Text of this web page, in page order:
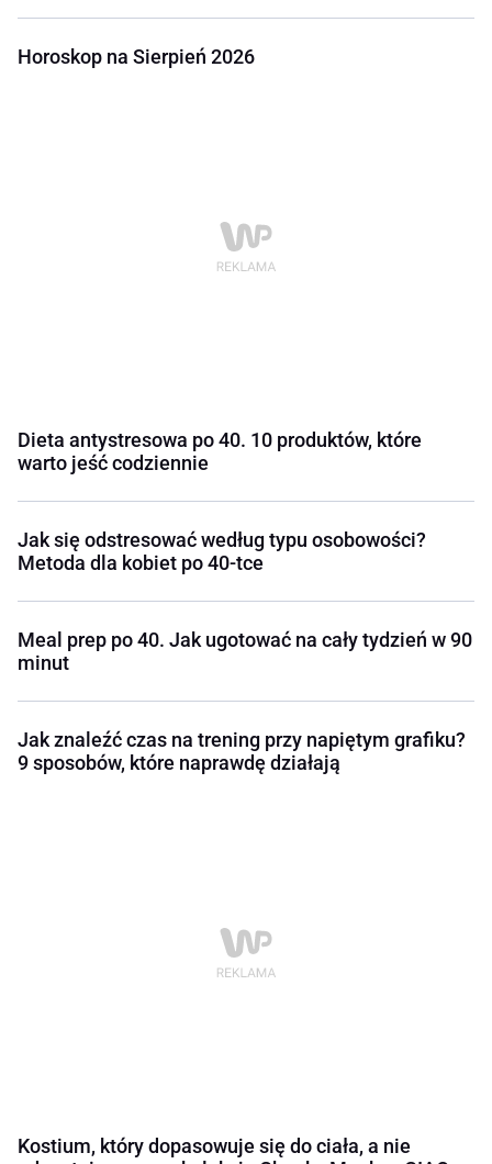
Horoskop na Sierpień 2026
Dieta antystresowa po 40. 10 produktów, które
warto jeść codziennie
Jak się odstresować według typu osobowości?
Metoda dla kobiet po 40-tce
Meal prep po 40. Jak ugotować na cały tydzień w 90
minut
Jak znaleźć czas na trening przy napiętym grafiku?
9 sposobów, które naprawdę działają
Kostium, który dopasowuje się do ciała, a nie